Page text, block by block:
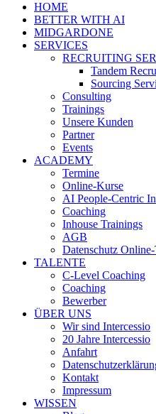
HOME
BETTER WITH AI
MIDGARDONE
SERVICES
RECRUITING
Tandem
Sourcing
Consulting
Trainings
Unsere Kunden
Partner
Events
ACADEMY
Termine
Online-Kurse
AI People-Centric
Coaching
Inhouse Trainings
AGB
Datenschutz
TALENTE
C-Level Coaching
Coaching
Bewerber
ÜBER UNS
Wir sind Intercessio
20 Jahre Intercessio
Anfahrt
Kontakt
Impressum
WISSEN